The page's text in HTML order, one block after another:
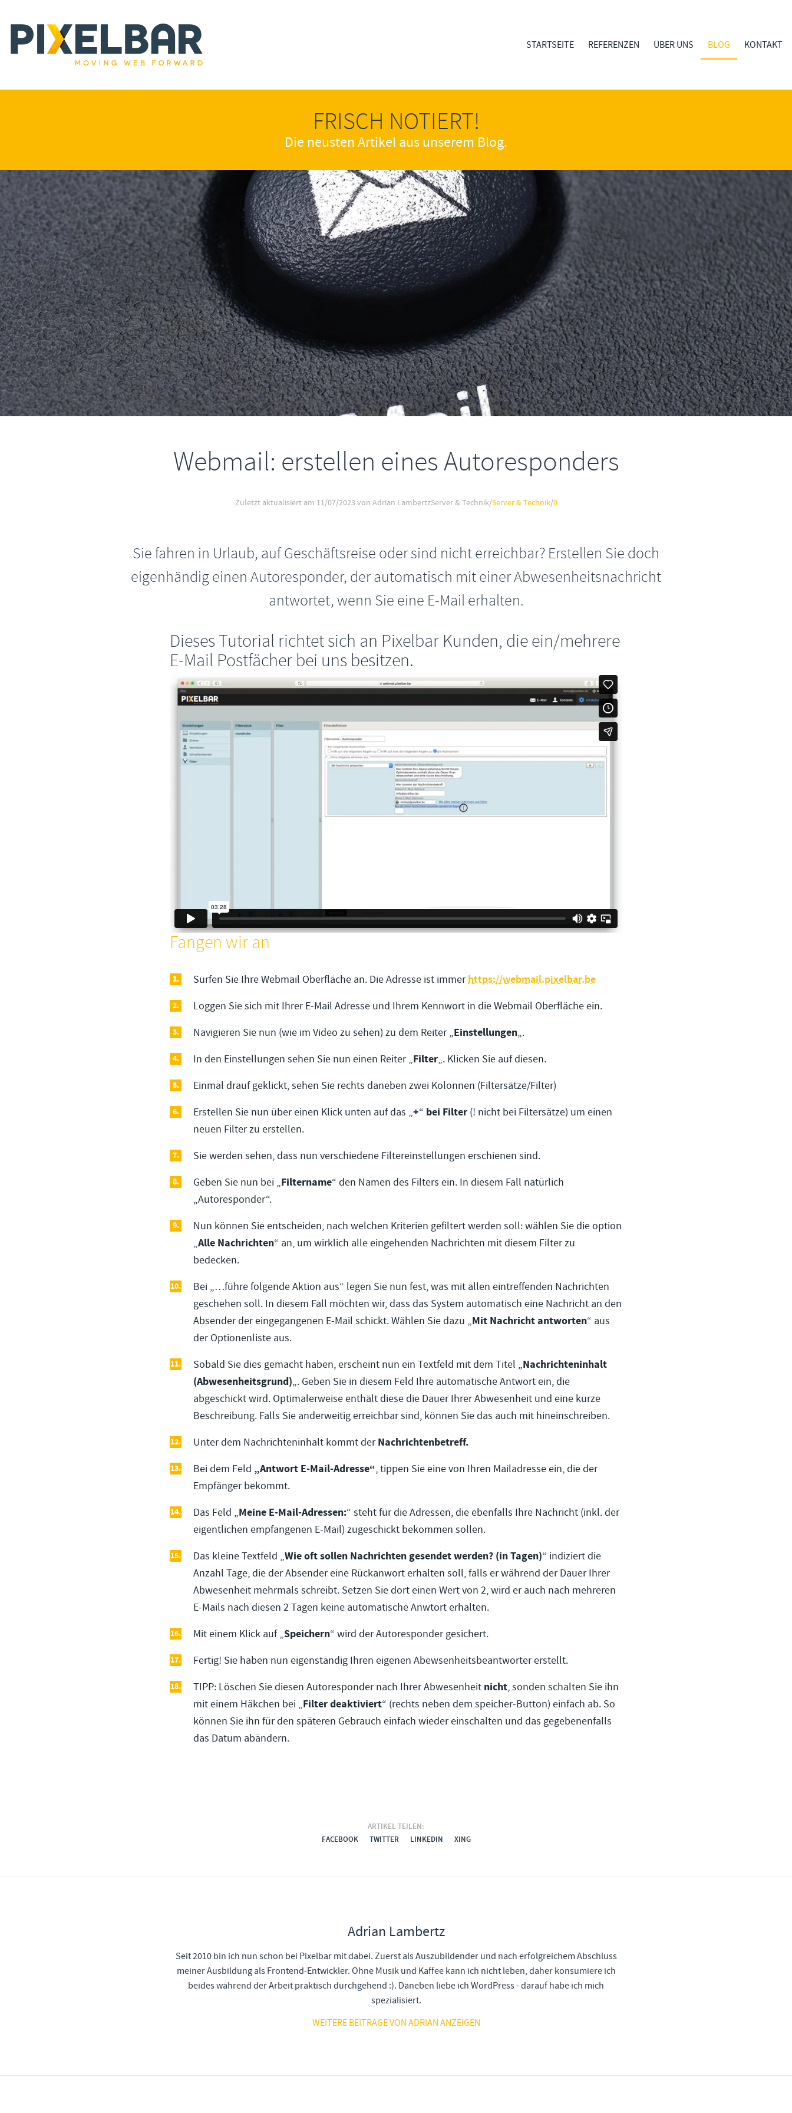
STARTSEITE REFERENZEN ÜBER UNS BLOG KONTAKT
FRISCH NOTIERT!
Die neusten Artikel aus unserem Blog.
Webmail: erstellen eines Autoresponders
Zuletzt aktualisiert am 11/07/2023 von Adrian LambertzServer & Technik/Server & Technik/0
Sie fahren in Urlaub, auf Geschäftsreise oder sind nicht erreichbar? Erstellen Sie doch
eigenhändig einen Autoresponder, der automatisch mit einer Abwesenheitsnachricht
antwortet, wenn Sie eine E-Mail erhalten.
Dieses Tutorial richtet sich an Pixelbar Kunden, die ein/mehrere
E-Mail Postfächer bei uns besitzen.
Fangen wir an
Surfen Sie Ihre Webmail Oberfläche an. Die Adresse ist immerhttps://webmail.pixelbar.be
Loggen Sie sich mit Ihrer E-Mail Adresse und Ihrem Kennwort in die Webmail Oberfläche ein.
Navigieren Sie nun (wie im Video zu sehen) zu dem Reiter „Einstellungen„.
In den Einstellungen sehen Sie nun einen Reiter „Filter„. Klicken Sie auf diesen.
Einmal drauf geklickt, sehen Sie rechts daneben zwei Kolonnen (Filtersätze/Filter)
Erstellen Sie nun über einen Klick unten auf das „+“ bei Filter (! nicht bei Filtersätze) um einen
neuen Filter zu erstellen.
Sie werden sehen, dass nun verschiedene Filtereinstellungen erschienen sind.
Geben Sie nun bei „Filtername“ den Namen des Filters ein. In diesem Fall natürlich
„Autoresponder“.
Nun können Sie entscheiden, nach welchen Kriterien gefiltert werden soll: wählen Sie die option
„Alle Nachrichten“ an, um wirklich alle eingehenden Nachrichten mit diesem Filter zu
bedecken.
Bei „…führe folgende Aktion aus“ legen Sie nun fest, was mit allen eintreffenden Nachrichten
geschehen soll. In diesem Fall möchten wir, dass das System automatisch eine Nachricht an den
Absender der eingegangenen E-Mail schickt. Wählen Sie dazu „Mit Nachricht antworten“ aus
der Optionenliste aus.
Sobald Sie dies gemacht haben, erscheint nun ein Textfeld mit dem Titel „Nachrichteninhalt
(Abwesenheitsgrund)„. Geben Sie in diesem Feld Ihre automatische Antwort ein, die
abgeschickt wird. Optimalerweise enthält diese die Dauer Ihrer Abwesenheit und eine kurze
Beschreibung. Falls Sie anderweitig erreichbar sind, können Sie das auch mit hineinschreiben.
Unter dem Nachrichteninhalt kommt derNachrichtenbetreff.
Bei dem Feld „Antwort E-Mail-Adresse“, tippen Sie eine von Ihren Mailadresse ein, die der
Empfänger bekommt.
Das Feld „Meine E-Mail-Adressen:“ steht für die Adressen, die ebenfalls Ihre Nachricht (inkl. der
eigentlichen empfangenen E-Mail) zugeschickt bekommen sollen.
Das kleine Textfeld „Wie oft sollen Nachrichten gesendet werden? (in Tagen)“ indiziert die
Anzahl Tage, die der Absender eine Rückanwort erhalten soll, falls er während der Dauer Ihrer
Abwesenheit mehrmals schreibt. Setzen Sie dort einen Wert von 2, wird er auch nach mehreren
E-Mails nach diesen 2 Tagen keine automatische Anwtort erhalten.
Mit einem Klick auf „Speichern“ wird der Autoresponder gesichert.
Fertig! Sie haben nun eigenständig Ihren eigenen Abewsenheitsbeantworter erstellt.
TIPP: Löschen Sie diesen Autoresponder nach Ihrer Abwesenheit nicht, sonden schalten Sie ihn
mit einem Häkchen bei „Filter deaktiviert“ (rechts neben dem speicher-Button) einfach ab. So
können Sie ihn für den späteren Gebrauch einfach wieder einschalten und das gegebenenfalls
das Datum abändern.
ARTIKEL TEILEN:
FACEBOOK
TWITTER LINKEDIN XING
Adrian Lambertz
Seit 2010 bin ich nun schon bei Pixelbar mit dabei. Zuerst als Auszubildender und nach erfolgreichem Abschluss
meiner Ausbildung als Frontend-Entwickler. Ohne Musik und Kaffee kann ich nicht leben, daher konsumiere ich
beides während der Arbeit praktisch durchgehend :). Daneben liebe ich WordPress - darauf habe ich mich
spezialisiert.
WEITERE BEITRÄGE VON ADRIAN ANZEIGEN